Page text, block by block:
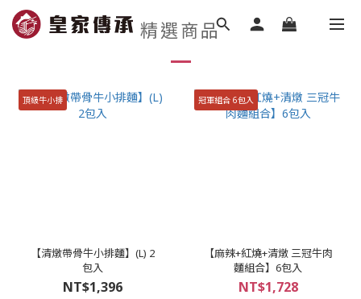
精選商品
頂級牛小排
【清燉帶骨牛小排麵】(L) 2
包入
NT$1,396
冠軍組合 6包入
【麻辣+紅燒+清燉 三冠牛肉
麵組合】6包入
NT$1,728